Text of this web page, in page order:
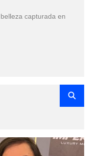
capturada en